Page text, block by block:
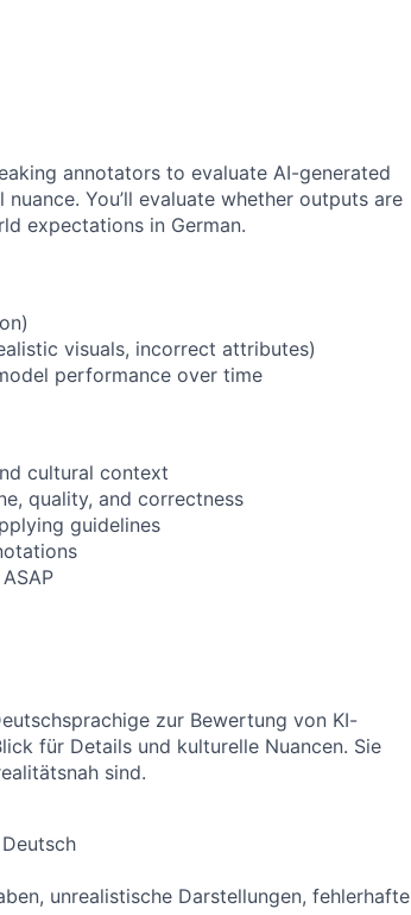
annotators to evaluate AI-generated
You’ll evaluate whether outputs are
expectations in German.
visuals, incorrect attributes)
performance over time
cultural context
quality, and correctness
guidelines
zur Bewertung von KI-
für Details und kulturelle Nuancen. Sie
sind.
unrealistische Darstellungen, fehlerhafte